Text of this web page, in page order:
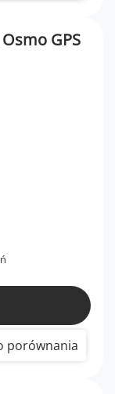
GPS
porównania